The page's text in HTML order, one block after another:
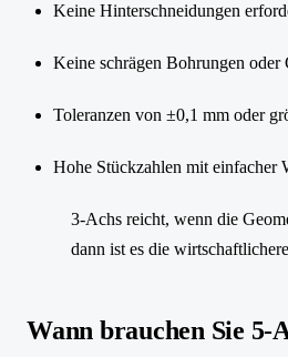
Keine Hinterschneidungen
Keine schrägen Bohrungen oder
Toleranzen von ±0,1 mm oder
Hohe Stückzahlen mit einfacher
3-Achs reicht, wenn die
dann ist es die
Wann brauchen Sie 5-